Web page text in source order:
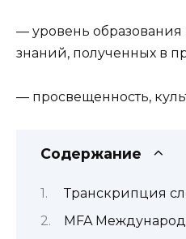
— уровень образования
знаний, полученных в
— просвещенность,
Содержание
Транскрипция
MFA